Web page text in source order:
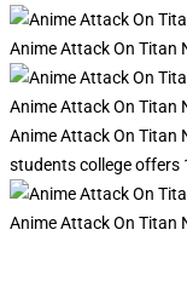
Anime Attack On Titan
Anime Attack On Titan
Anime Attack On Titan
students college offers
Anime Attack On Titan